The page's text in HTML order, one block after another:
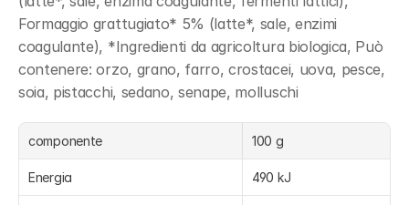
Formaggio grattugiato* 5% (latte*, sale, enzimi
coagulante), *Ingredienti da agricoltura biologica, Può
contenere: orzo, grano, farro, crostacei, uova, pesce,
soia, pistacchi, sedano, senape, molluschi
componente 100 g
Energia 490 kJ